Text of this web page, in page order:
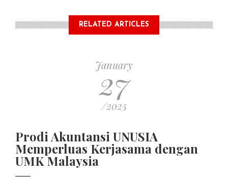
RELATED ARTICLES
January
27
/2025
Prodi Akuntansi UNUSIA
Memperluas Kerjasama dengan
UMK Malaysia